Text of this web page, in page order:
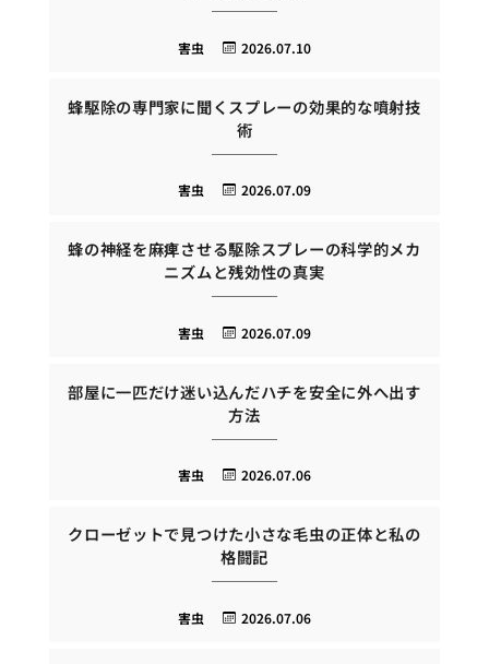
2026.07.10
害虫
蜂駆除の専門家に聞くスプレーの効果的な噴射技
術
2026.07.09
害虫
蜂の神経を麻痺させる駆除スプレーの科学的メカ
ニズムと残効性の真実
2026.07.09
害虫
部屋に一匹だけ迷い込んだハチを安全に外へ出す
方法
2026.07.06
害虫
クローゼットで見つけた小さな毛虫の正体と私の
格闘記
2026.07.06
害虫